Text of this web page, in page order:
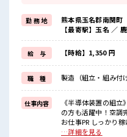
・高収入で働きたい方。
・担当者のサポートが必要な方
≪残業で収入アップ≫
高収入を希望される方にオス
残業は月20時間以上あります♪
≪動きやすい制服アリ≫
制服があるので、
毎日の服装の悩み解消♪
■職場の雰囲気
“コジンマリ”が好きな方にも
少人数の職場です♪
活気あふれる20代・30代活躍
勤 務 地
熊本県玉名郡南関町
【最寄駅】玉名 ／
給 与 【時給】1,350 円
職 種 製造（組立・組み付け
仕事内容
《半導体装置の組
の方も活躍中！空調
お仕事PR しっかり
心！ 担当がしっか
…詳細を見る